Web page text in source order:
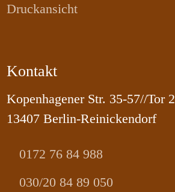
Druckansicht
Kontakt
Kopenhagener Str. 35-57//Tor 2
13407 Berlin-Reinickendorf
0172 76 84 988
030/20 84 89 050